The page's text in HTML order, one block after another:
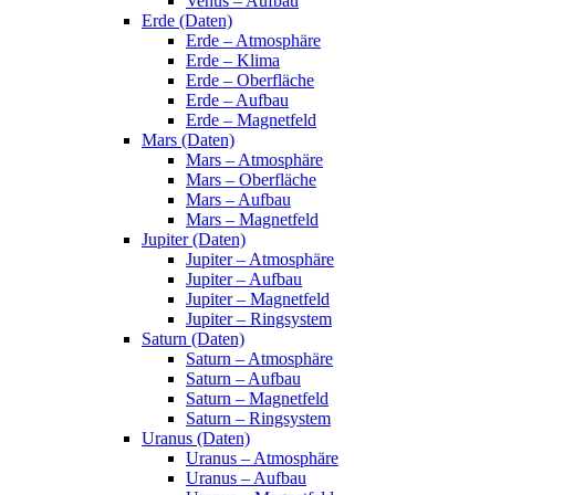
Erde (Daten)
Erde – Atmosphäre
Erde – Klima
Erde – Oberfläche
Erde – Aufbau
Erde – Magnetfeld
Mars (Daten)
Mars – Atmosphäre
Mars – Oberfläche
Mars – Aufbau
Mars – Magnetfeld
Jupiter (Daten)
Jupiter – Atmosphäre
Jupiter – Aufbau
Jupiter – Magnetfeld
Jupiter – Ringsystem
Saturn (Daten)
Saturn – Atmosphäre
Saturn – Aufbau
Saturn – Magnetfeld
Saturn – Ringsystem
Uranus (Daten)
Uranus – Atmosphäre
Uranus – Aufbau